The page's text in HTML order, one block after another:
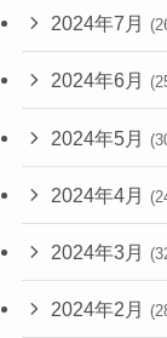
2024年7月
2024年6月
2024年5月
2024年4月
2024年3月
2024年2月